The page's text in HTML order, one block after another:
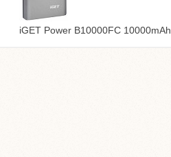
iGET Power B10000FC 10000mAh